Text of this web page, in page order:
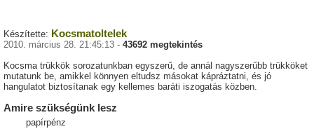
Készítette: Kocsmatoltelek
2010. március 28. 21:45:13 - 43692 megtekintés
Kocsma trükkök sorozatunkban egyszerű, de annál nagyszerűbb trükköket
mutatunk be, amikkel könnyen eltudsz másokat kápráztatni, és jó
hangulatot biztosítanak egy kellemes baráti iszogatás közben.
Amire szükségünk lesz
papírpénz